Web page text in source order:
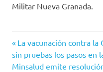
Militar Nueva Granada.
19
Cruz
Navegación
de
Entrada
anterior:
La vacunación contra
sin pruebas los pasos en
Siguiente
Minsalud emite